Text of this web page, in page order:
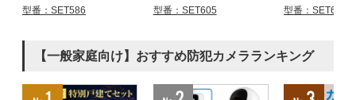
型番：SET586 型番：SET605 型番：SET683
【一般家庭向け】おすすめ防犯カメラランキング